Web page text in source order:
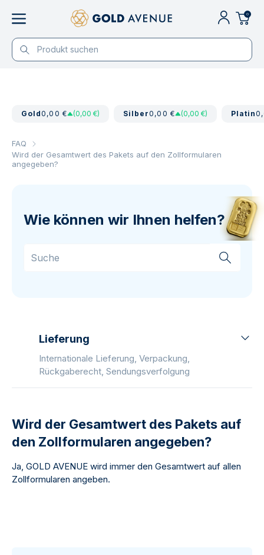
0
Gold0,00 € (0,00 €) Silber0,00 € (0,00 €) Platin
FAQ
Wird der Gesamtwert des Pakets auf den Zollformularen
angegeben?
Wie können wir Ihnen helfen?
Lieferung
Internationale Lieferung, Verpackung,
Rückgaberecht, Sendungsverfolgung
Wird der Gesamtwert des Pakets auf
den Zollformularen angegeben?
Ja, GOLD AVENUE wird immer den Gesamtwert auf allen
Zollformularen angeben.